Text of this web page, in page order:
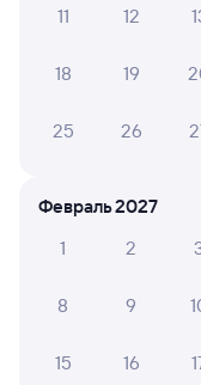
Билеты на
11 12
18 19
25 26
Февраль 2027
1
2
8 9
15 16